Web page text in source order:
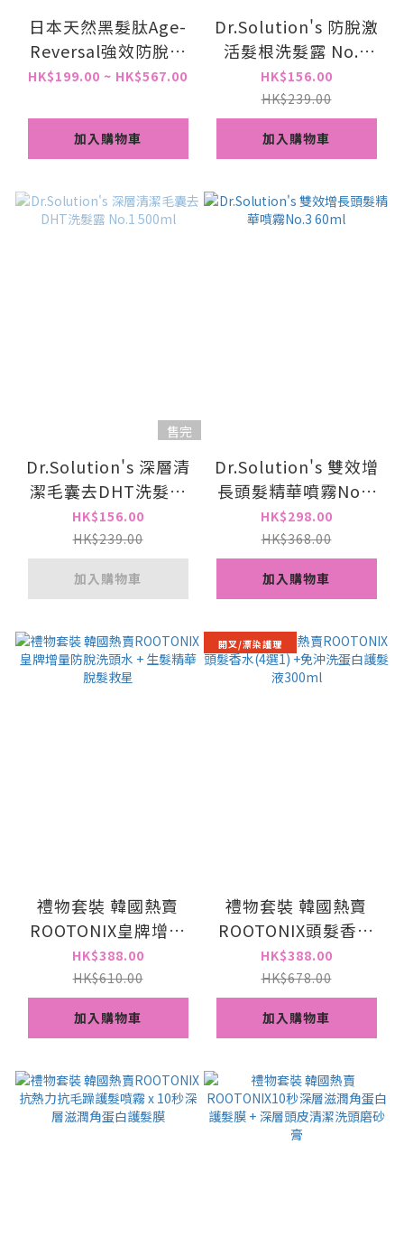
日本天然黑髮肽Age-
Reversal強效防脫黑
髮生髮 三策套装 *洗頭
270ml *精華液 85ml
【原裝行貨】
HK$199.00 ~ HK$567.00
加入購物車
Dr.Solution's 防脫激
活髮根洗髮露 No.2
500ml
HK$156.00
HK$239.00
加入購物車
售完
Dr.Solution's 深層清
潔毛囊去DHT洗髮露
No.1 500ml
HK$156.00
HK$239.00
加入購物車
Dr.Solution's 雙效增
長頭髮精華噴霧No.3
60ml
HK$298.00
HK$368.00
加入購物車
禮物套裝 韓國熱賣
ROOTONIX皇牌增量
防脫洗頭水 + 生髮精
華脫髮救星
HK$388.00
HK$610.00
加入購物車
開叉/漂染護理
禮物套裝 韓國熱賣
ROOTONIX頭髮香水
(4選1) +免沖洗蛋白護
髮液300ml
HK$388.00
HK$678.00
加入購物車